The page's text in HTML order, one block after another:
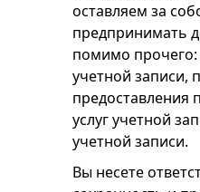
оставляем за
предпринимать
помимо прочего:
учетной записи,
предоставления
услуг учетной
учетной записи.
Вы несете